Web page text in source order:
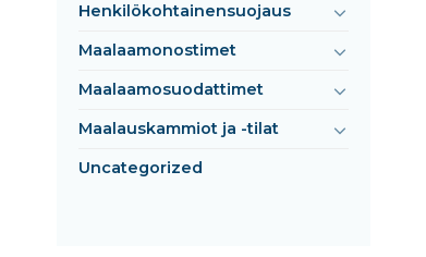
Henkilökohtainensuojaus
Maalaamonostimet
Maalaamosuodattimet
Maalauskammiot ja -tilat
Uncategorized